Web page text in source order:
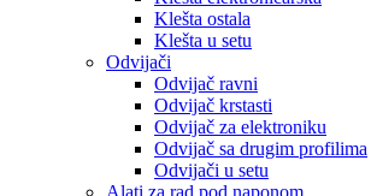
Klešta ostala
Klešta u setu
Odvijači
Odvijač ravni
Odvijač krstasti
Odvijač za elektroniku
Odvijač sa drugim profilima
Odvijači u setu
Alati za rad pod naponom